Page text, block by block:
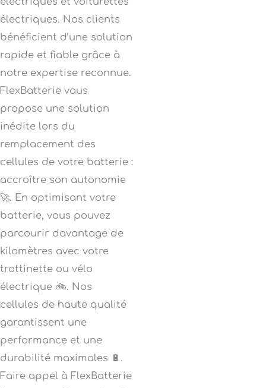
électriques. Nos clients
bénéficient d’une solution
rapide et fiable grâce à
notre expertise reconnue.
FlexBatterie vous
propose une solution
inédite lors du
remplacement des
cellules de votre batterie :
accroître son autonomie
🚀. En optimisant votre
batterie, vous pouvez
parcourir davantage de
kilomètres avec votre
trottinette ou vélo
électrique 🚲. Nos
cellules de haute qualité
garantissent une
performance et une
durabilité maximales 🔋.
Faire appel à FlexBatterie